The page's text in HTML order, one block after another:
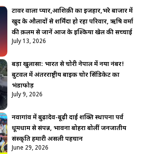
टावर वाला प्यार,आशिक़ी का इजहार,भरे बाजार में
खुद के औलादों से शर्मिंदा हो रहा परिवार, ऋषि वर्मा
की क़लम से जानें आज के इश्किया खेल की सच्चाई
July 13, 2026
बड़ा खुलासा: भारत से चोरी नेपाल में नया नंबर!
बुटवल में अंतरराष्ट्रीय बाइक चोर सिंडिकेट का
भंडाफोड़
July 9, 2026
नवागांव में बुढ़ादेव-बूढ़ी दाई शक्ति स्थापना पर्व
धूमधाम से संपन्न, भावना बोहरा बोलीं जनजातीय
संस्कृति हमारी असली पहचान
June 29, 2026